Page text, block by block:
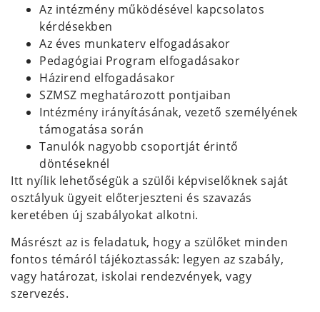
Az intézmény működésével kapcsolatos
kérdésekben
Az éves munkaterv elfogadásakor
Pedagógiai Program elfogadásakor
Házirend elfogadásakor
SZMSZ meghatározott pontjaiban
Intézmény irányításának, vezető személyének
támogatása során
Tanulók nagyobb csoportját érintő
döntéseknél
Itt nyílik lehetőségük a szülői képviselőknek saját
osztályuk ügyeit előterjeszteni és szavazás
keretében új szabályokat alkotni.
Másrészt az is feladatuk, hogy a szülőket minden
fontos témáról tájékoztassák: legyen az szabály,
vagy határozat, iskolai rendezvények, vagy
szervezés.